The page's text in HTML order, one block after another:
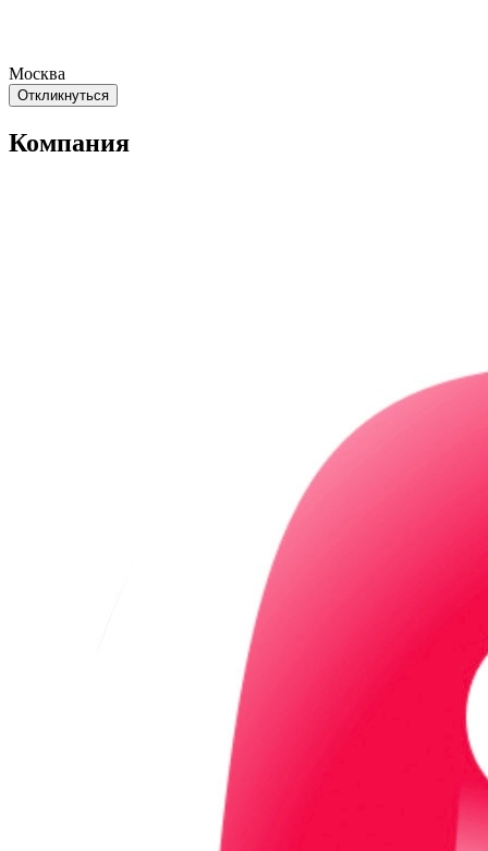
Москва
Откликнуться
Компания